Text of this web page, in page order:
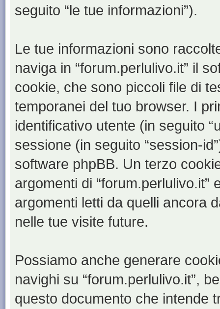
seguito “le tue informazioni”).
Le tue informazioni sono
naviga in “forum.perlulivo.it” il
cookie, che sono piccoli file di
temporanei del tuo browser. I
identificativo utente (in seguito
sessione (in seguito “session-
software phpBB. Un terzo
argomenti di
argomenti letti da quelli ancora
nelle tue visite future.
Possiamo anche generare
navighi su “forum.perlulivo.it”,
questo documento che intende